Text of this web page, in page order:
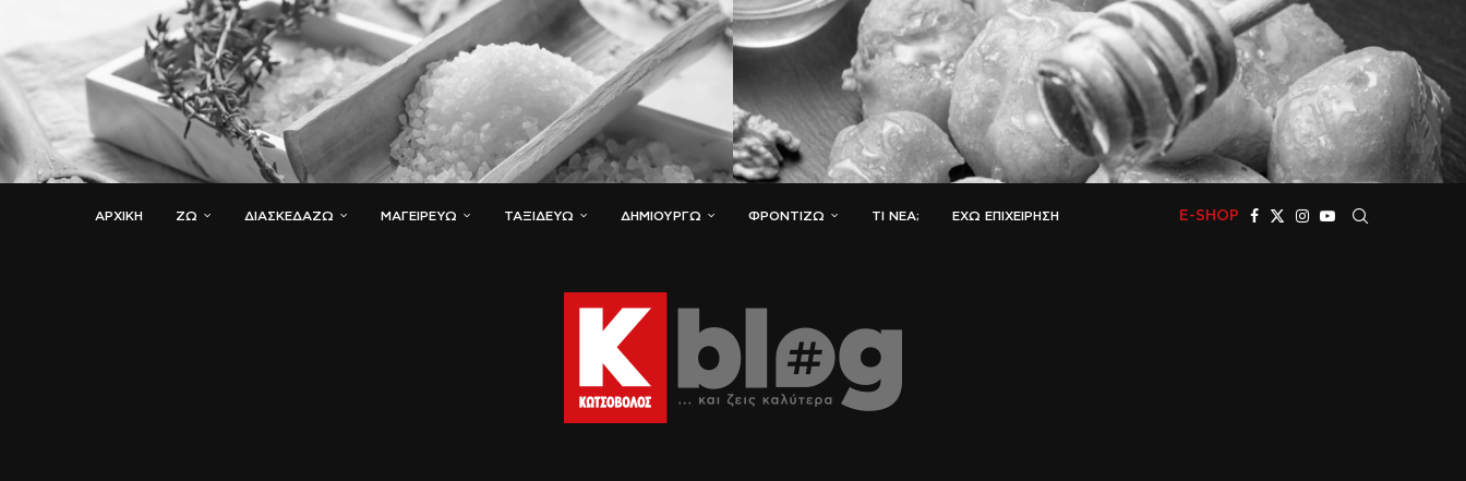
ΑΡΧΙΚΗ ΖΏ ΔΙΑΣΚΕΔΆΖΩ ΜΑΓΕΙΡΕΎΩ ΤΑΞΙΔΕΎΩ ΔΗΜΙΟΥΡΓΏ ΦΡΟΝΤΊΖΩ ΤΙ ΝΈΑ; ΈΧΩ ΕΠΙΧΕΊΡΗΣΗ E-SHOP